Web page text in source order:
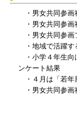
・男女共同参画
・男女共同参画
・男女共同参画
・地域で活躍す
・小学４年生向
ンケート結果
・４月は「若年
・男女共同参画